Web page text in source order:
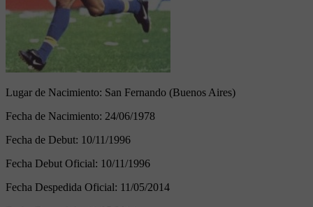
Lugar de Nacimiento: San Fernando (Buenos Aires)
Fecha de Nacimiento: 24/06/1978
Fecha de Debut: 10/11/1996
Fecha Debut Oficial: 10/11/1996
Fecha Despedida Oficial: 11/05/2014